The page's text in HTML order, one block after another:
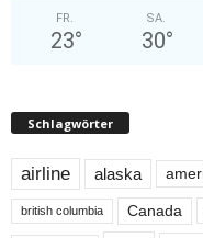
FR.
23°
SA.
30°
Schlagwörter
airline alaska
british columbia Canada